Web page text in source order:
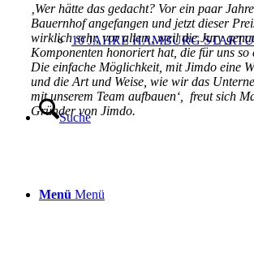
10 JAHRE HAMBURG
Suche
Menü Menü
‚Wer hätte das gedacht? Vor ein paar
Bauernhof angefangen und jetzt dieser
wirklich sehr, vor allem, weil die Jury
Komponenten honoriert hat, die für uns so
Die einfache Möglichkeit, mit Jimdo eine
und die Art und Weise, wie wir das
mit unserem Team aufbauen‘, freut sich
Gründer von Jimdo.